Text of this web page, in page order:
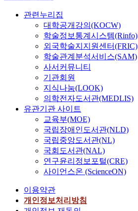
관련누리집
대학공개강의(KOCW)
학술정보통계시스템(Rinfo)
외국학술지지원센터(FRIC)
학술관계분석서비스(SAM)
사서커뮤니티
기관회원
지식나눔(LOOK)
의학전자도서관(MEDLIS)
유관기관 사이트
교육부(MOE)
국립장애인도서관(NLD)
국립중앙도서관(NL)
국회도서관(NAL)
연구윤리정보포털(CRE)
사이언스온 (ScienceON)
이용약관
개인정보처리방침